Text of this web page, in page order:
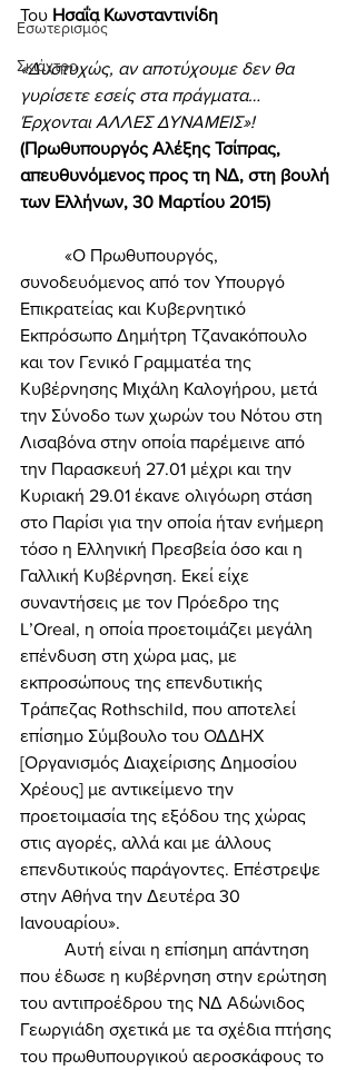
Εσωτερισμός
Σκιάχτρο
Του Ησαΐα Κωνσταντινίδη
«Δυστυχώς, αν αποτύχουμε δεν θα
γυρίσετε εσείς στα πράγματα…
Έρχονται ΑΛΛΕΣ ΔΥΝΑΜΕΙΣ»!
(Πρωθυπουργός Αλέξης Τσίπρας,
απευθυνόμενος προς τη ΝΔ, στη βουλή
των Ελλήνων, 30 Μαρτίου 2015)
συνοδευόμενος από τον Υπουργό
Επικρατείας και Κυβερνητικό
Εκπρόσωπο Δημήτρη Τζανακόπουλο
και τον Γενικό Γραμματέα της
Κυβέρνησης Μιχάλη Καλογήρου, μετά
την Σύνοδο των χωρών του Νότου στη
Λισαβόνα στην οποία παρέμεινε από
την Παρασκευή 27.01 μέχρι και την
Κυριακή 29.01 έκανε ολιγόωρη στάση
στο Παρίσι για την οποία ήταν ενήμερη
τόσο η Ελληνική Πρεσβεία όσο και η
Γαλλική Κυβέρνηση. Εκεί είχε
συναντήσεις με τον Πρόεδρο της
L’Oreal, η οποία προετοιμάζει μεγάλη
επένδυση στη χώρα μας, με
εκπροσώπους της επενδυτικής
Τράπεζας Rothschild, που αποτελεί
επίσημο Σύμβουλο του ΟΔΔΗΧ
[Οργανισμός Διαχείρισης Δημοσίου
Χρέους] με αντικείμενο την
προετοιμασία της εξόδου της χώρας
στις αγορές, αλλά και με άλλους
επενδυτικούς παράγοντες. Επέστρεψε
στην Αθήνα την Δευτέρα 30
Ιανουαρίου».
που έδωσε η κυβέρνηση στην ερώτηση
του αντιπροέδρου της ΝΔ Αδώνιδος
Γεωργιάδη σχετικά με τα σχέδια πτήσης
του πρωθυπουργικού αεροσκάφους το